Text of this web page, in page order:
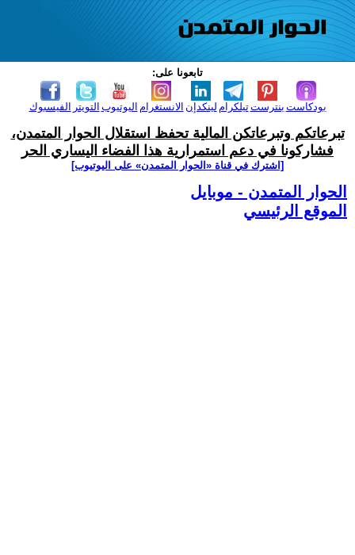
تابعونا على:
الفيسبوك التويتر اليوتيوب الانستغرام لينكدإن تيلكرامبنترست بودكاست
تبرعاتكم وتبرعاتكن المالية تحفظ استقلال الحوار المتمدن،
فشاركونا في دعم استمرارية هذا الفضاء اليساري الحر
[اشترك في قناة ‫«الحوار المتمدن» على اليوتيوب]
الحوار المتمدن - موبايل
الموقع الرئيسي